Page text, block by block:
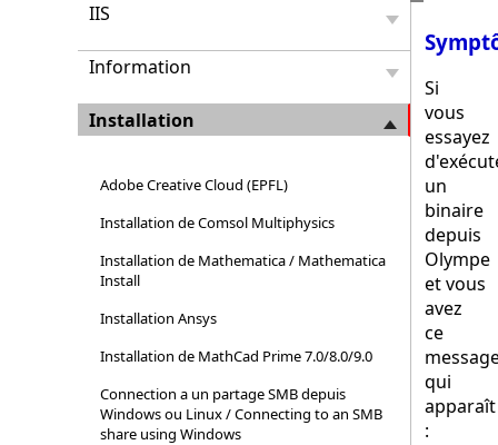
IIS
Information
Installation
Adobe Creative Cloud (EPFL)
Installation de Comsol Multiphysics
Installation de Mathematica / Mathematica
Install
Installation Ansys
Installation de MathCad Prime 7.0/8.0/9.0
Connection a un partage SMB depuis
Windows ou Linux / Connecting to an SMB
share using Windows
Si
vous
essayez
un
binaire
depuis
Olympe
et vous
avez
ce
qui
apparaît
: